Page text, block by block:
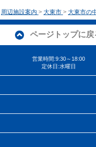
周辺施設案内 > 大東市 > 大東市の
ページトップに戻
営業時間:9:30～18:00
定休日:水曜日